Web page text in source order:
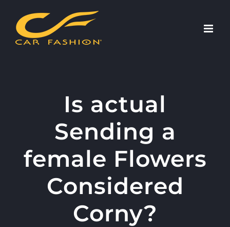
content
Is actual
Sending a
female Flowers
Considered
Corny?